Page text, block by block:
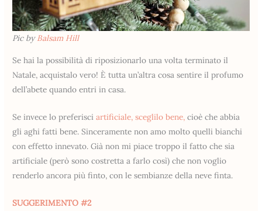
Pic by Balsam Hill
Se hai la possibilità di riposizionarlo una volta terminato il
Natale, acquistalo vero! È tutta un’altra cosa sentire il profumo
dell’abete quando entri in casa.
Se invece lo preferisciartificiale, sceglilo bene, cioè che abbia
gli aghi fatti bene. Sinceramente non amo molto quelli bianchi
con effetto innevato. Già non mi piace troppo il fatto che sia
artificiale (però sono costretta a farlo così) che non voglio
renderlo ancora più finto, con le sembianze della neve finta.
SUGGERIMENTO #2